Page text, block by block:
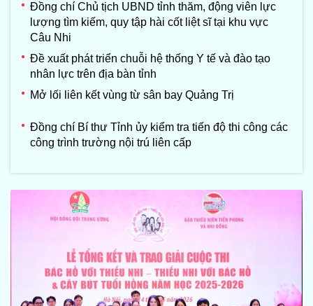
Đồng chí Chủ tịch UBND tỉnh thăm, động viên lực
lượng tìm kiếm, quy tập hài cốt liệt sĩ tại khu vực
Câu Nhi
Đề xuất phát triển chuỗi hệ thống Y tế và đào tạo
nhân lực trên địa bàn tỉnh
Mở lối liên kết vùng từ sân bay Quảng Trị
Đồng chí Bí thư Tỉnh ủy kiểm tra tiến độ thi công các
công trình trường nội trú liên cấp